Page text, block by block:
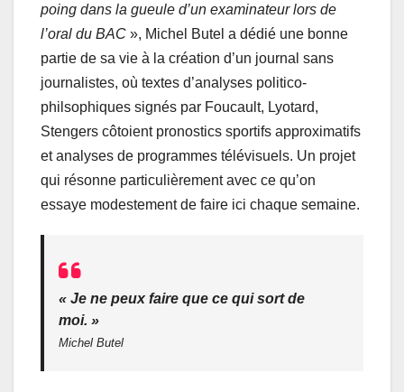
poing dans la gueule d’un examinateur lors de
l’oral du BAC », Michel Butel a dédié une bonne
partie de sa vie à la création d’un journal sans
journalistes, où textes d’analyses politico-
philsophiques signés par Foucault, Lyotard,
Stengers côtoient pronostics sportifs approximatifs
et analyses de programmes télévisuels. Un projet
qui résonne particulièrement avec ce qu’on
essaye modestement de faire ici chaque semaine.
« Je ne peux faire que ce qui sort de
moi. »
Michel Butel